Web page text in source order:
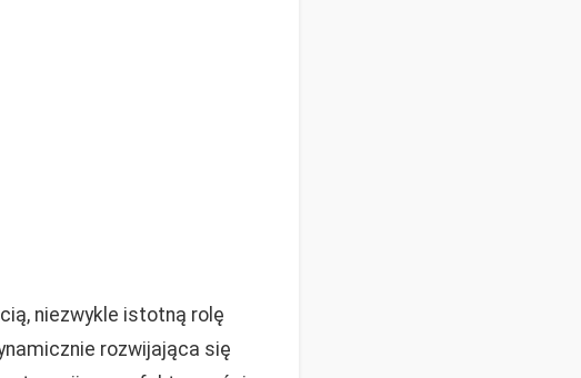
niezwykle istotną rolę
rozwijająca się